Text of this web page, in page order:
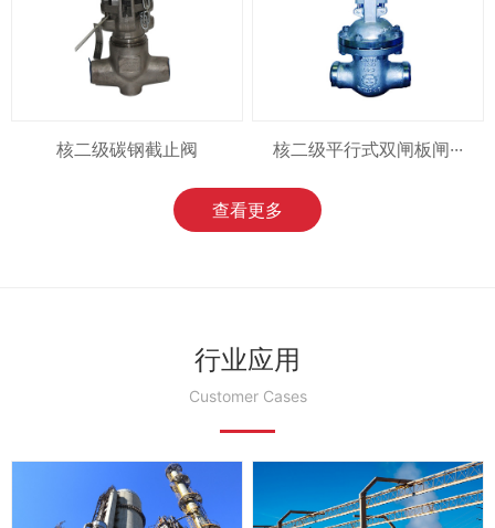
核二级碳钢截止阀 核二级平行式双闸板闸···
查看更多
行业应用
Customer Cases